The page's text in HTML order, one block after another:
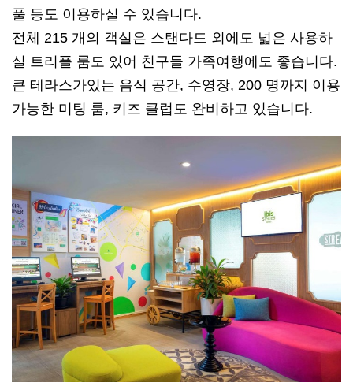
풀 등도 이용하실 수 있습니다.
전체 215 개의 객실은 스탠다드 외에도 넓은 사용하
실 트리플 룸도 있어 친구들 가족여행에도 좋습니다.
큰 테라스가있는 음식 공간, 수영장, 200 명까지 이용
가능한 미팅 룸, 키즈 클럽도 완비하고 있습니다.